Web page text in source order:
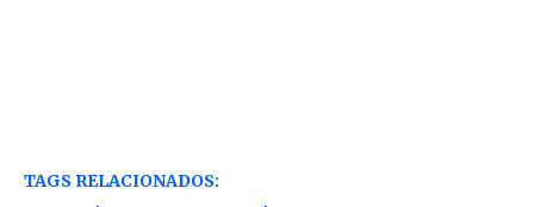
TAGS RELACIONADOS: